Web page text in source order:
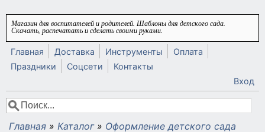
Перейти к основному содержанию
Магазин для воспитателей и родителей. Шаблоны для детского сада.
Скачать, распечатать и сделать своими руками.
Главная Доставка Инструменты
Оплата
Праздники
Соцсети
Контакты
Вход
Форма поиска
Поиск
Главная » Каталог » Оформление детского сада